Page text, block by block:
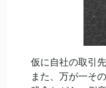
仮に自社の取引
また、万が一そ